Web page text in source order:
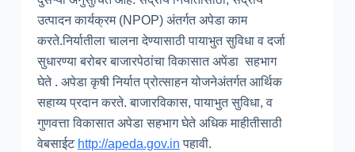
उत्पादन कार्यक्रम (NPOP) अंतर्गत अपेडा काम
करते.निर्यातीला चालना देण्यासाठी पायाभुत सुविधा व दर्जा
सुधारण्या बरोबर बाजारपेठांचा विकासात अपेंडा सहभाग
घेते . अपेडा कृषी निर्यात प्रोत्साहन योजनेअंतर्गत आर्थिक
सहाय्य प्रदान करते. बाजारविकास, पायाभुत सुविधा, व
गुणवत्ता विकासात अपेडा सहभाग घेते अधिक माहीतीसाठी
वेबसाईट http://apeda.gov.in पहावी.